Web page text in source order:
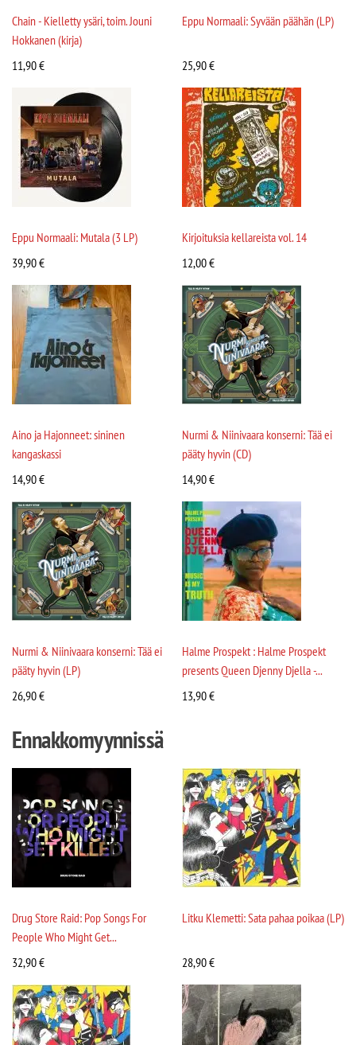
Chain - Kielletty ysäri, toim. Jouni
Hokkanen (kirja)
11,90€
Eppu Normaali: Syvään päähän (LP)
25,90€
Eppu Normaali: Mutala (3 LP)
39,90€
Kirjoituksia kellareista vol. 14
12,00€
Aino ja Hajonneet: sininen
kangaskassi
14,90€
Nurmi & Niinivaara konserni: Tää ei
pääty hyvin (CD)
14,90€
Nurmi & Niinivaara konserni: Tää ei
pääty hyvin (LP)
26,90€
Halme Prospekt : Halme Prospekt
presents Queen Djenny Djella -...
13,90€
Ennakkomyynnissä
Drug Store Raid: Pop Songs For
People Who Might Get...
32,90€
Litku Klemetti: Sata pahaa poikaa (LP)
28,90€